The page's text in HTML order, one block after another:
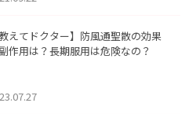
教えてドクター】防風通聖散の効果
作用は？長期服用は危険なの？